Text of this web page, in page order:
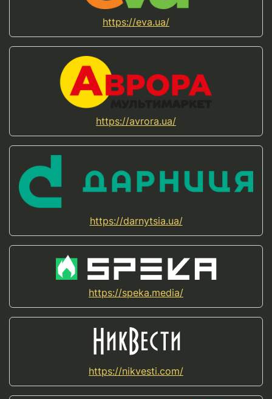
https://eva.ua/
https://avrora.ua/
https://darnytsia.ua/
https://speka.media/
https://nikvesti.com/